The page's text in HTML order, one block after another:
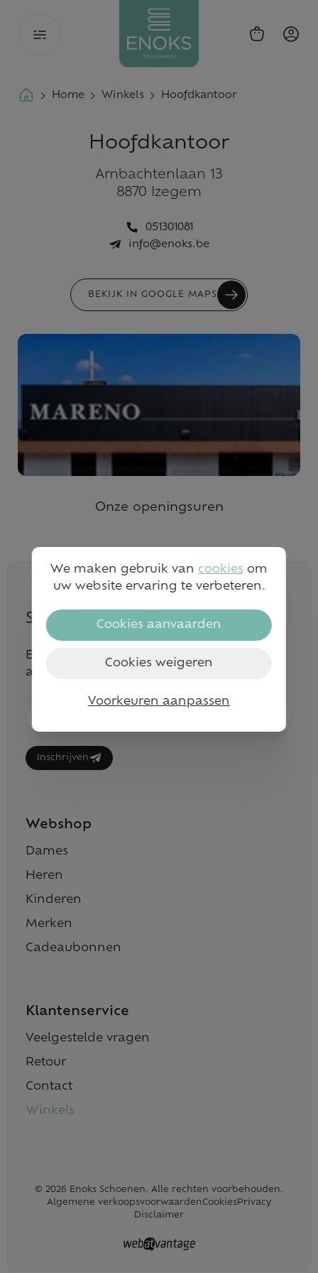
Toggle
Home Winkels Hoofdkantoor
Hoofdkantoor
Ambachtenlaan 13
8870 Izegem
051301081
info@enoks.be
BEKIJK IN GOOGLE MAPS
Onze openingsuren
Schrijf je in op onze nieuwsbrief
En blijf op de hoogte van alle nieuwste
artikelen
mailadres
Inschrijven
Webshop
Dames
Heren
Kinderen
Merken
Cadeaubonnen
Klantenservice
Veelgestelde vragen
Retour
Contact
Winkels
© 2026 Enoks Schoenen. Alle rechten voorbehouden.
Algemene verkoopsvoorwaardenCookies Privacy
Disclaimer
We maken gebruik van cookies om
uw website ervaring te verbeteren.
Cookies aanvaarden
Cookies weigeren
Voorkeuren aanpassen